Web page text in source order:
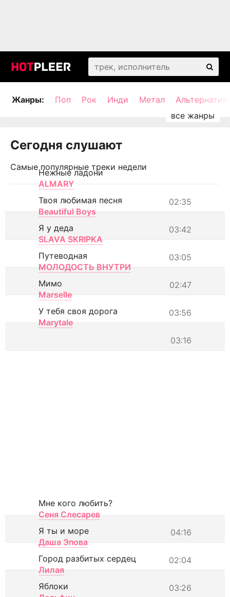
Жанры: Поп Рок Инди Метал
Сегодня слушают
Самые популярные треки недели
Нежные ладони
ALMARY
02:35
Твоя любимая песня
Beautiful Boys
03:42
Я у деда
SLAVA SKRIPKA
03:05
Путеводная
МОЛОДОСТЬ ВНУТРИ
02:47
Мимо
Marselle
03:56
У тебя своя дорога
Marytale
03:16
Мне кого любить?
Сеня Слесарев
04:16
Я ты и море
Даша Эпова
02:04
Город разбитых сердец
Лилая
03:26
Яблоки